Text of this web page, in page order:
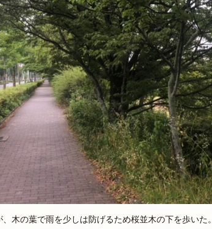
木の葉で雨を少しは防げるため桜並木の下を歩いた。